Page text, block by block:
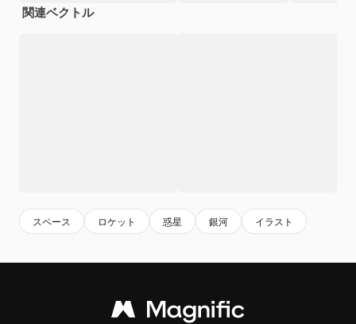
関連ベクトル
スペース ロケット 惑星 銀河 イラスト